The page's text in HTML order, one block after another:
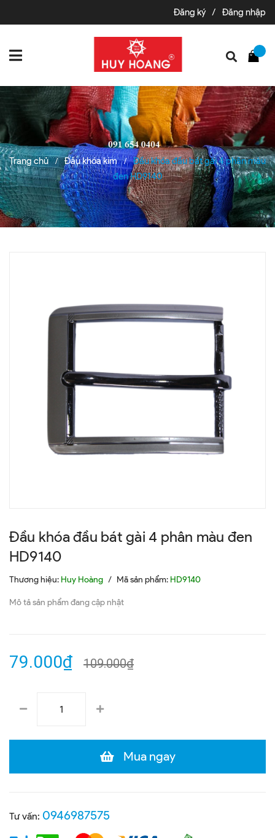
Đăng ký / Đăng nhập
Trang chủ / Đầu khóa kim /
Đầu khóa đầu bát gài 4 phân màu
đen HD9140
Đầu khóa đầu bát gài 4 phân màu đen
HD9140
Thương hiệu: Huy Hoàng / Mã sản phẩm: HD9140
Mô tả sản phẩm đang cập nhật
79.000₫ 109.000₫
Mua ngay
Tư vấn: 0946987575